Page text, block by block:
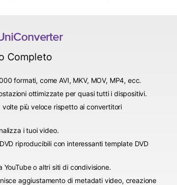
Completo
formati, come AVI, MKV, MOV, MP4, ecc.
ottimizzate per quasi tutti i dispositivi.
più veloce rispetto ai convertitori
i tuoi video.
riproducibili con interessanti template DVD
o altri siti di condivisione.
aggiustamento di metadati video, creazione